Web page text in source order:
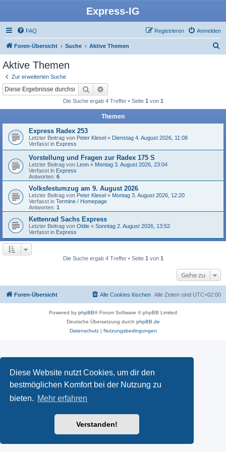
Diese Website nutzt Cookies, um dir den
bestmöglichen Komfort bei der Nutzung zu
bieten. Mehr erfahren
Verstanden!
Express-IG
FAQ Anmelden
Registrieren
Foren-Übersicht Suche Aktive Themen
Aktive Themen
Zur erweiterten Suche
Suche
Die Suche ergab 4 Treffer • Seite 1 von 1
Themen
Express Radex 253
Letzter Beitrag von Peter Klesel « Dienstag 4. August 2026, 11:08
Verfasst in Express
Vorstellung und Fragen zur Radex 175 S
Letzter Beitrag von Leon « Montag 3. August 2026, 23:04
Verfasst in Express
Antworten: 6
Volksfestumzug am 9. August 2026
Letzter Beitrag von Peter Klesel « Montag 3. August 2026, 12:20
Verfasst in Termine / Homepage
Antworten: 1
Kettenrad Sachs Express
Letzter Beitrag von Oldie « Sonntag 2. August 2026, 13:52
Verfasst in Express
Die Suche ergab 4 Treffer • Seite 1 von 1
Gehe zu
Foren-Übersicht Alle Zeiten sind UTC+02:00
Alle Cookies löschen
Powered by phpBB® Forum Software © phpBB Limited
Deutsche Übersetzung durch phpBB.de
Datenschutz| Nutzungsbedingungen